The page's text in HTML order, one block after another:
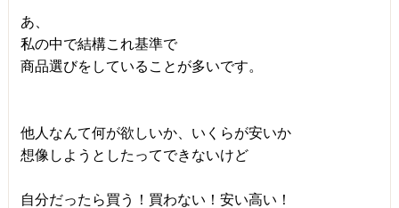
あ、
私の中で結構これ基準で
商品選びをしていることが多いです。
他人なんて何が欲しいか、いくらが安いか
想像しようとしたってできないけど
自分だったら買う！買わない！安い高い！